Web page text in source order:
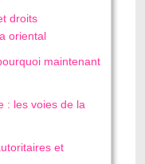
droits
oriental
maintenant
: les voies de la
et